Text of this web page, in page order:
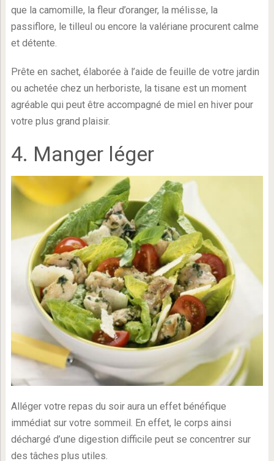
que la camomille, la fleur d’oranger, la mélisse, la
passiflore, le tilleul ou encore la valériane procurent calme
et détente.
Prête en sachet, élaborée à l’aide de feuille de votre jardin
ou achetée chez un herboriste, la tisane est un moment
agréable qui peut être accompagné de miel en hiver pour
votre plus grand plaisir.
4. Manger léger
Alléger votre repas du soir aura un effet bénéfique
immédiat sur votre sommeil. En effet, le corps ainsi
déchargé d’une digestion difficile peut se concentrer sur
des tâches plus utiles.